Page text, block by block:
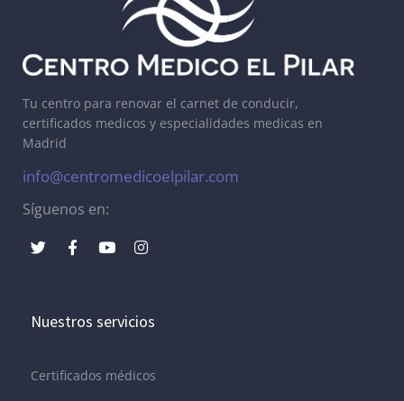
Tu centro para renovar el carnet de conducir,
certificados medicos y especialidades medicas en
Madrid
info@centromedicoelpilar.com
Síguenos en:
Nuestros servicios
Certificados médicos